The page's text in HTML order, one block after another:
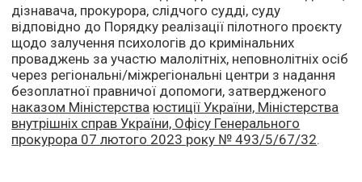
дізнавача, прокурора, слідчого судді, суду
відповідно до Порядку реалізації пілотного проєкту
щодо залучення психологів до кримінальних
проваджень за участю малолітніх, неповнолітніх осіб
через регіональні/міжрегіональні центри з надання
безоплатної правничої допомоги, затвердженого
наказом Міністерства юстиції України, Міністерства
внутрішніх справ України, Офісу Генерального
прокурора 07 лютого 2023 року № 493/5/67/32.